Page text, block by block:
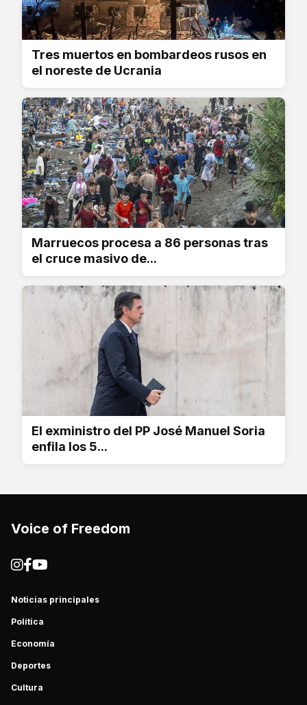
Tres muertos en bombardeos rusos en
el noreste de Ucrania
Marruecos procesa a 86 personas tras
el cruce masivo de...
El exministro del PP José Manuel Soria
enfila los 5...
Voice of Freedom
Noticias principales
Política
Economía
Deportes
Cultura